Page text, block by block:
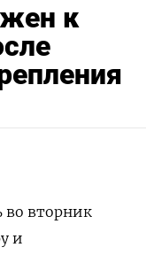
к
вторник
и